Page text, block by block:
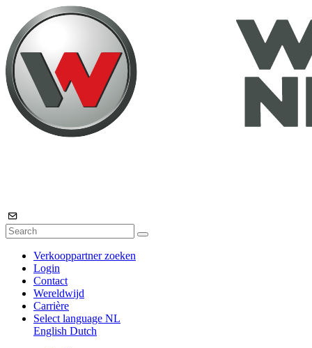
Verkooppartner zoeken
Login
Contact
Wereldwijd
Carrière
Select language NL
English Dutch